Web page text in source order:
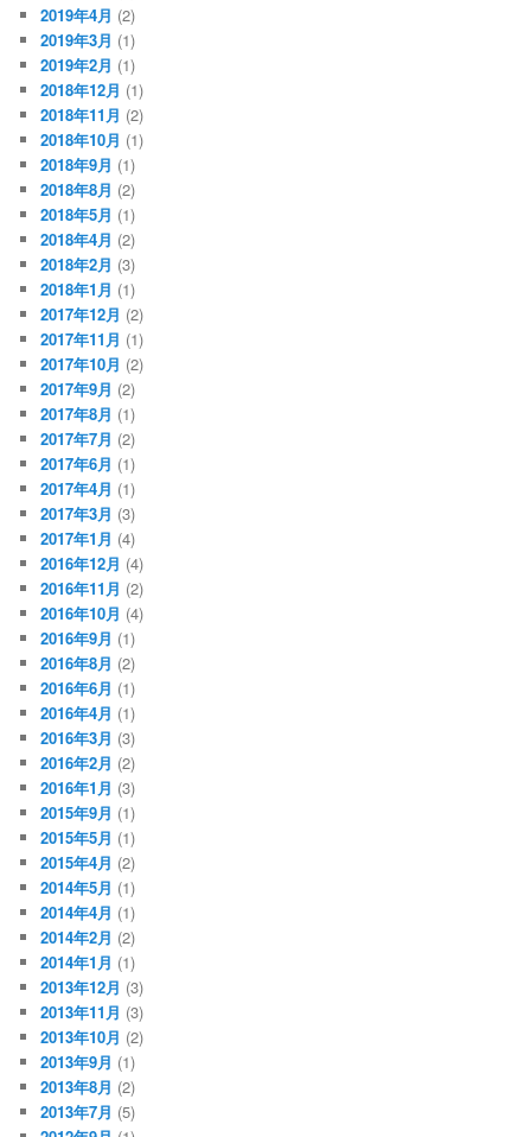
2019年4月 (2)
2019年3月 (1)
2019年2月 (1)
2018年12月 (1)
2018年11月 (2)
2018年10月 (1)
2018年9月 (1)
2018年8月 (2)
2018年5月 (1)
2018年4月 (2)
2018年2月 (3)
2018年1月 (1)
2017年12月 (2)
2017年11月 (1)
2017年10月 (2)
2017年9月 (2)
2017年8月 (1)
2017年7月 (2)
2017年6月 (1)
2017年4月 (1)
2017年3月 (3)
2017年1月 (4)
2016年12月 (4)
2016年11月 (2)
2016年10月 (4)
2016年9月 (1)
2016年8月 (2)
2016年6月 (1)
2016年4月 (1)
2016年3月 (3)
2016年2月 (2)
2016年1月 (3)
2015年9月 (1)
2015年5月 (1)
2015年4月 (2)
2014年5月 (1)
2014年4月 (1)
2014年2月 (2)
2014年1月 (1)
2013年12月 (3)
2013年11月 (3)
2013年10月 (2)
2013年9月 (1)
2013年8月 (2)
2013年7月 (5)